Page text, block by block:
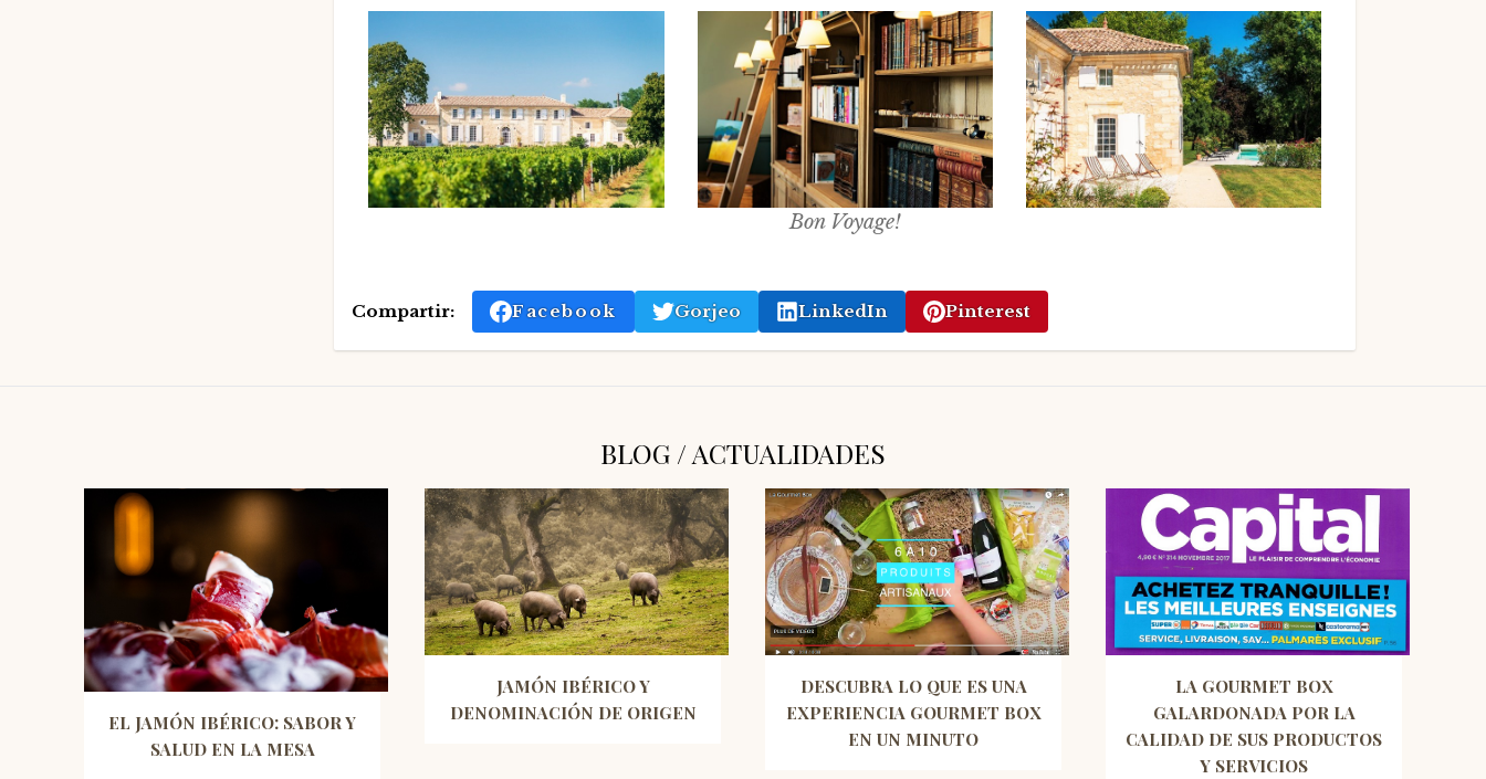
Bon Voyage!
Compartir: Facebook Gorjeo LinkedIn Pinterest
BLOG / ACTUALIDADES
EL JAMÓN IBÉRICO: SABOR Y
SALUD EN LA MESA
JAMÓN IBÉRICO Y
DENOMINACIÓN DE ORIGEN
DESCUBRA LO QUE ES UNA
EXPERIENCIA GOURMET BOX
EN UN MINUTO
LA GOURMET BOX
GALARDONADA POR LA
CALIDAD DE SUS PRODUCTOS
Y SERVICIOS